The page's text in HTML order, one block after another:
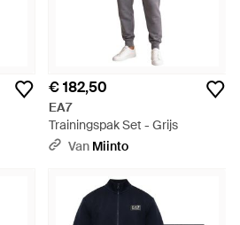
€ 182,50
EA7
Trainingspak Set - Grijs
Van Miinto